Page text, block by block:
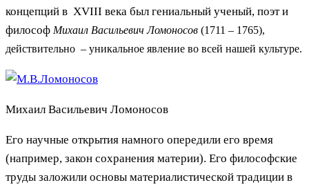
концепций в XVIII века был гениальный ученый, поэт и
философ Михаил Васильевич Ломоносов (1711 – 1765),
действительно – уникальное явление во всей нашей культуре.
Михаил Васильевич Ломоносов
Его научные открытия намного опередили его время
(например, закон сохранения материи). Его философские
труды заложили основы материалистической традиции в